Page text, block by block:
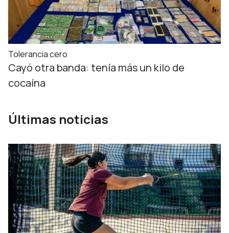
Tolerancia cero
Cayó otra banda: tenía más un kilo de
cocaína
Últimas noticias